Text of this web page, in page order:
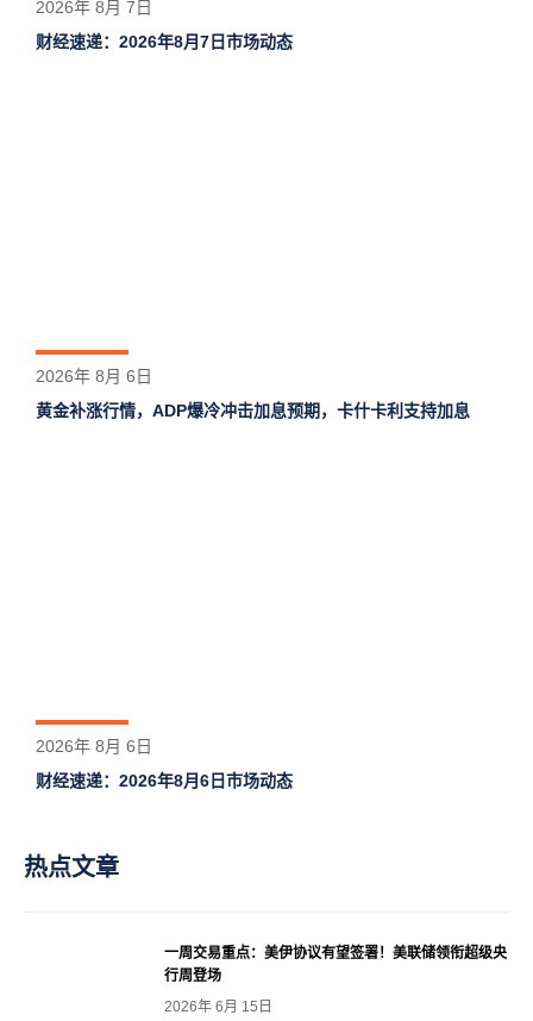
2026年 8月 7日
财经速递：2026年8月7日市场动态
2026年 8月 6日
黄金补涨行情，ADP爆冷冲击加息预期，卡什卡利支持加息
2026年 8月 6日
财经速递：2026年8月6日市场动态
热点文章
一周交易重点：美伊协议有望签署！美联储领衔超级央
行周登场
2026年 6月 15日